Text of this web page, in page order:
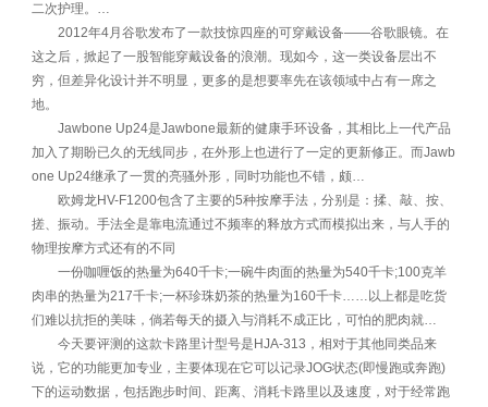
二次护理。…
2012年4月谷歌发布了一款技惊四座的可穿戴设备——谷歌眼镜。在
这之后，掀起了一股智能穿戴设备的浪潮。现如今，这一类设备层出不
穷，但差异化设计并不明显，更多的是想要率先在该领域中占有一席之
地。
Jawbone Up24是Jawbone最新的健康手环设备，其相比上一代产品
加入了期盼已久的无线同步，在外形上也进行了一定的更新修正。而Jawb
one Up24继承了一贯的亮骚外形，同时功能也不错，颇…
欧姆龙HV-F1200包含了主要的5种按摩手法，分别是：揉、敲、按、
搓、振动。手法全是靠电流通过不频率的释放方式而模拟出来，与人手的
物理按摩方式还有的不同
一份咖喱饭的热量为640千卡;一碗牛肉面的热量为540千卡;100克羊
肉串的热量为217千卡;一杯珍珠奶茶的热量为160千卡……以上都是吃货
们难以抗拒的美味，倘若每天的摄入与消耗不成正比，可怕的肥肉就…
今天要评测的这款卡路里计型号是HJA-313，相对于其他同类品来
说，它的功能更加专业，主要体现在它可以记录JOG状态(即慢跑或奔跑)
下的运动数据，包括跑步时间、距离、消耗卡路里以及速度，对于经常跑